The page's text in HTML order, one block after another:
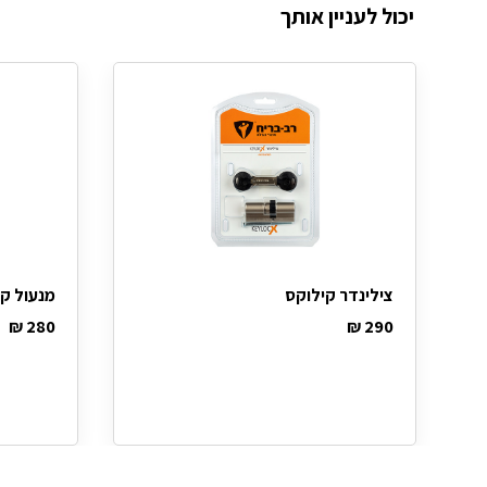
יכול לעניין אותך
צילינדר קילוקס
₪290
מנעול
₪280